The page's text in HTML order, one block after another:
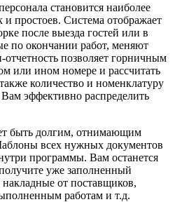
становится наиболее
простоев. Система отображает
после выезда гостей или в
по окончании работ, меняют
позволяет горничным
или ином номере и рассчитать
количество и номенклатуру
эффективно распределить
быть долгим, отнимающим
всех нужных документов
программы. Вам останется
уже заполненный
накладные от поставщиков,
работам и т.д.